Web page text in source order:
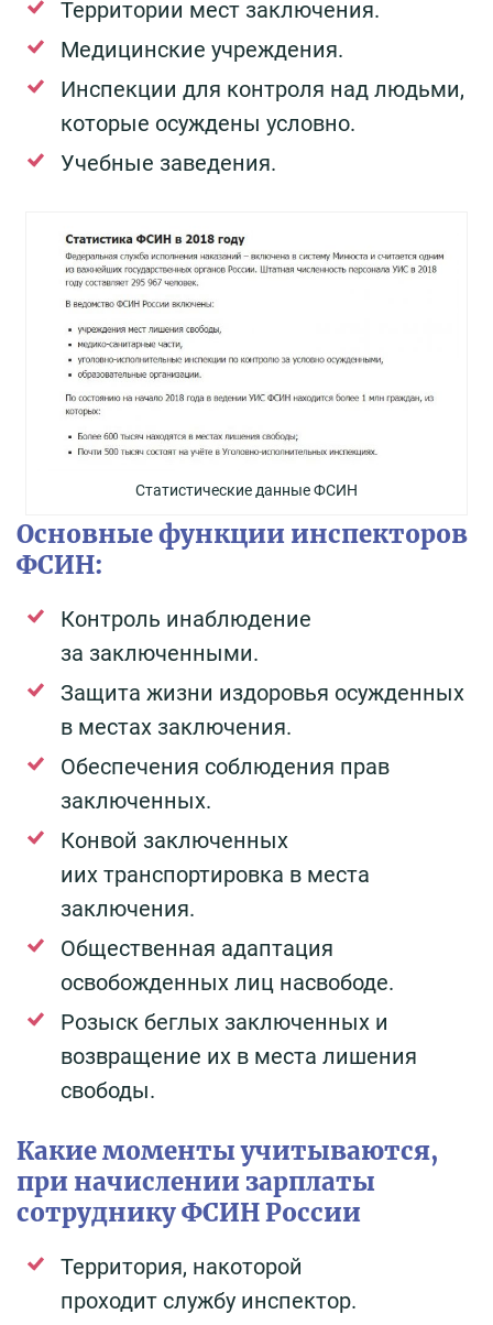
Территории мест заключения.
Медицинские учреждения.
Инспекции для контроля над людьми,
которые осуждены условно.
Учебные заведения.
Статистические данные ФСИН
Основные функции инспекторов
ФСИН:
Контроль инаблюдение
за заключенными.
Защита жизни издоровья осужденных
в местах заключения.
Обеспечения соблюдения прав
заключенных.
Конвой заключенных
иих транспортировка в места
заключения.
Общественная адаптация
освобожденных лиц насвободе.
Розыск беглых заключенных и
возвращение их в места лишения
свободы.
Какие моменты учитываются,
при начислении зарплаты
сотруднику ФСИН России
Территория, накоторой
проходит службу инспектор.